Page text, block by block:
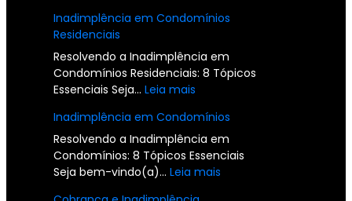
n
d
i
l
ê
n
c
Inadimplência em Condomínios
Residenciais
Resolvendo a Inadimplência em
Condomínios Residenciais: 8 Tópicos
Essenciais Seja… Leia mais
n
a
d
i
Inadimplência em Condomínios
Resolvendo a Inadimplência em
Condomínios: 8 Tópicos Essenciais
Seja bem-vindo(a)… Leia mais